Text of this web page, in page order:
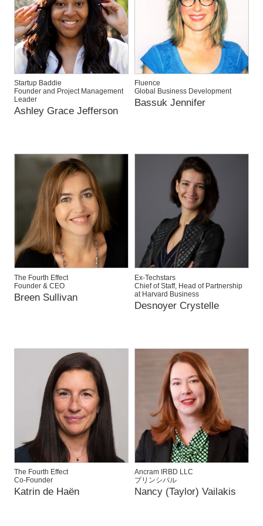
Startup Baddie
Founder and Project Management
Leader
Ashley Grace Jefferson
Fluence
Global Business Development
Bassuk Jennifer
The Fourth Effect
Founder & CEO
Breen Sullivan
Ex-Techstars
Chief of Staff, Head of Partnership
at Harvard Business
Desnoyer Crystelle
The Fourth Effect
Co-Founder
Katrin de Haën
Ancram IRBD LLC
プリンシパル
Nancy (Taylor) Vailakis